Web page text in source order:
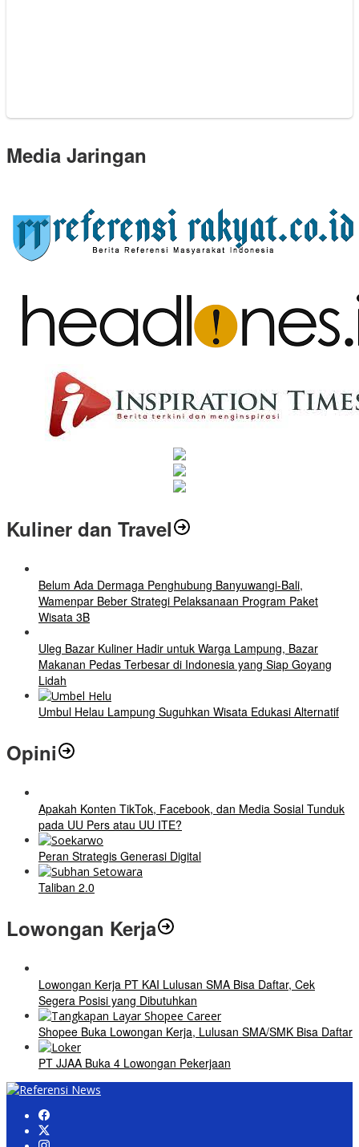
Media Jaringan
Kuliner dan Travel
Belum Ada Dermaga Penghubung Banyuwangi-Bali,
Wamenpar Beber Strategi Pelaksanaan Program Paket
Wisata 3B
Uleg Bazar Kuliner Hadir untuk Warga Lampung, Bazar
Makanan Pedas Terbesar di Indonesia yang Siap Goyang
Lidah
Umbul Helau Lampung Suguhkan Wisata Edukasi Alternatif
Opini
Apakah Konten TikTok, Facebook, dan Media Sosial Tunduk
pada UU Pers atau UU ITE?
Peran Strategis Generasi Digital
Taliban 2.0
Lowongan Kerja
Lowongan Kerja PT KAI Lulusan SMA Bisa Daftar, Cek
Segera Posisi yang Dibutuhkan
Shopee Buka Lowongan Kerja, Lulusan SMA/SMK Bisa Daftar
PT JJAA Buka 4 Lowongan Pekerjaan